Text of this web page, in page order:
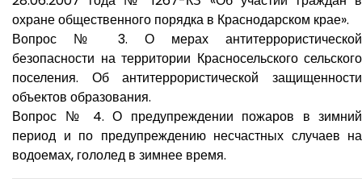
охране общественного порядка в Краснодарском крае».
Вопрос № 3. О мерах антитеррористической
безопасности на территории Красносельского сельского
поселения. Об антитеррористической защищенности
объектов образования.
Вопрос № 4. О предупреждении пожаров в зимний
период и по предупреждению несчастных случаев на
водоемах, гололед в зимнее время.